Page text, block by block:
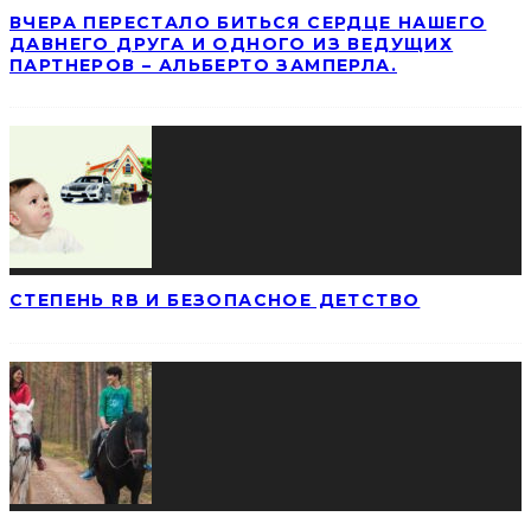
ВЧЕРА ПЕРЕСТАЛО БИТЬСЯ СЕРДЦЕ НАШЕГО
ДАВНЕГО ДРУГА И ОДНОГО ИЗ ВЕДУЩИХ
ПАРТНЕРОВ – АЛЬБЕРТО ЗАМПЕРЛА.
СТЕПЕНЬ RB И БЕЗОПАСНОЕ ДЕТСТВО